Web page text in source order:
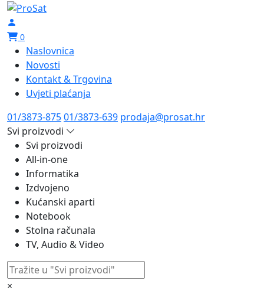
0
Naslovnica
Novosti
Kontakt & Trgovina
Uvjeti plaćanja
01/3873-87501/3873-639 prodaja@prosat.hr
Svi proizvodi
Svi proizvodi
All-in-one
Informatika
Izdvojeno
Kućanski aparti
Notebook
Stolna računala
TV, Audio & Video
×